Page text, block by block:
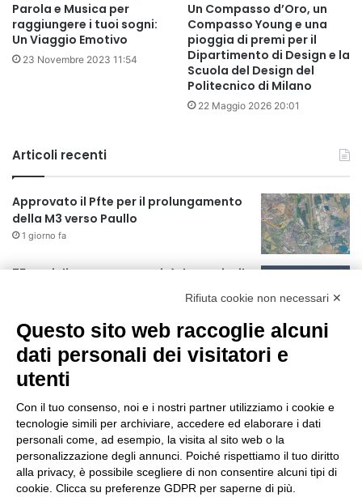
Parola e Musica per
raggiungere i tuoi sogni:
Un Viaggio Emotivo
23 Novembre 2023 11:54
Un Compasso d’Oro, un
Compasso Young e una
pioggia di premi per il
Dipartimento di Design e la
Scuola del Design del
Politecnico di Milano
22 Maggio 2026 20:01
Articoli recenti
Approvato il Pfte per il prolungamento
della M3 verso Paullo
1 giorno fa
75 anni di INFN. La comunità, la storia, il
1 giorno fa
Milano Aiuta Estate, 1600 prestazioni di
assistenza attivate
1 giorno fa
Il potenziale invisibile: come la
curiosità guida l’evoluzione umana
1 giorno fa
Rifiuta cookie non necessari ✕
Questo sito web raccoglie alcuni
dati personali dei visitatori e
utenti
Con il tuo consenso, noi e i nostri partner utilizziamo i cookie e
tecnologie simili per archiviare, accedere ed elaborare i dati
personali come, ad esempio, la visita al sito web o la
personalizzazione degli annunci. Poiché rispettiamo il tuo diritto
alla privacy, è possibile scegliere di non consentire alcuni tipi di
cookie. Clicca su preferenze GDPR per saperne di più.